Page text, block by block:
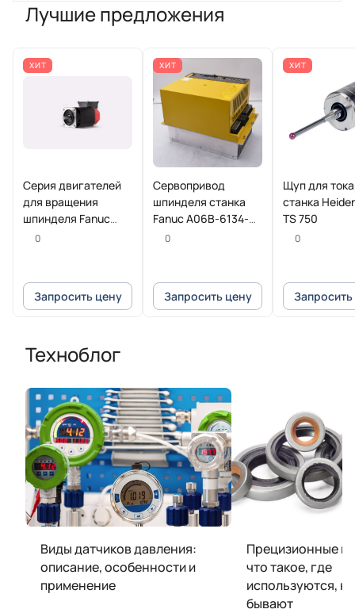
Лучшие предложения
ХИТ
Серия двигателей
для вращения
шпинделя Fanuc
Beta iI
0
Запросить цену
ХИТ
Сервопривод
шпинделя станка
Fanuc A06B-6134-
H202#A
0
Запросить цену
ХИТ
Щуп для
станка
TS 750
0
Техноблог
Виды датчиков давления:
описание, особенности и
применение
Прецизионные
что такое, где
используются,
бывают